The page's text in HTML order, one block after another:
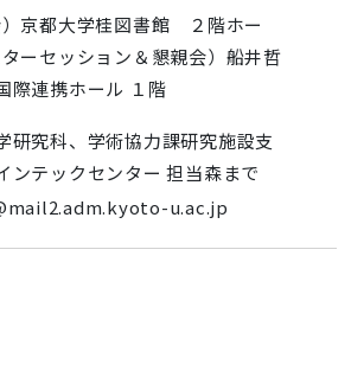
京都大学桂図書館 ２階ホー
ーセッション＆懇親会）船井哲
際連携ホール １階
研究科、学術協力課研究施設支
ンテックセンター 担当森まで
u.ac.jp